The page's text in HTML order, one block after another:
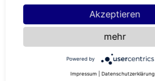
Diana Kerscher
5.0
Akzeptieren
mehr
Powered by
Impressum Datenschutzerklärung